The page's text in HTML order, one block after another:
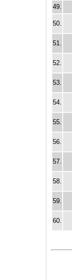
49.
50.
51.
52.
53.
54.
55.
56.
57.
58.
59.
60.